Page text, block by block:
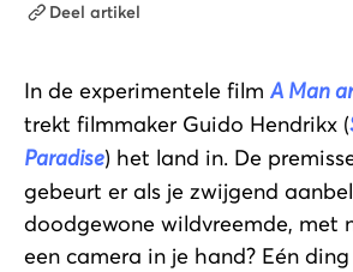
Deel artikel
In de experimentele film A Man
trekt filmmaker Guido Hendrikx (
Paradise) het land in. De
gebeurt er als je zwijgend
doodgewone wildvreemde, met
een camera in je hand? Eén